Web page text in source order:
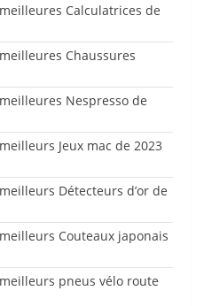
Calculatrices de
Chaussures
Nespresso de
Jeux mac de 2023
Détecteurs d’or de
Couteaux japonais
pneus vélo route